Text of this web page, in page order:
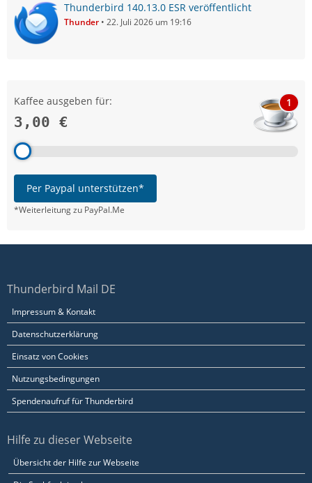
Thunderbird 140.13.0 ESR veröffentlicht
Thunder 22. Juli 2026 um 19:16
Kaffee ausgeben für:
3,00 €
1
Per Paypal unterstützen*
*Weiterleitung zu PayPal.Me
Thunderbird Mail DE
Impressum & Kontakt
Datenschutzerklärung
Einsatz von Cookies
Nutzungsbedingungen
Spendenaufruf für Thunderbird
Hilfe zu dieser Webseite
Übersicht der Hilfe zur Webseite